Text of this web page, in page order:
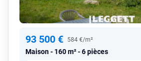
93 500 € 584 €/m²
Maison 160 m² - 6 pièces